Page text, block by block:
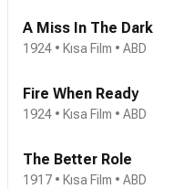
A Miss In The Dark
1924 • Kısa Film • ABD
Fire When Ready
1924 • Kısa Film • ABD
The Better Role
1917 • Kısa Film • ABD